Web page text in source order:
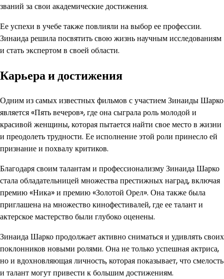
званий за свои академические достижения.
Ее успехи в учебе также повлияли на выбор ее профессии.
Зинаида решила посвятить свою жизнь научным исследованиям
и стать экспертом в своей области.
Карьера и достижения
Одним из самых известных фильмов с участием Зинаиды Шарко
является «Пять вечеров», где она сыграла роль молодой и
красивой женщины, которая пытается найти свое место в жизни
и преодолеть трудности. Ее исполнение этой роли принесло ей
признание и похвалу критиков.
Благодаря своим талантам и профессионализму Зинаида Шарко
стала обладательницей множества престижных наград, включая
премию «Ника» и премию «Золотой Орел». Она также была
приглашена на множество кинофестивалей, где ее талант и
актерское мастерство были глубоко оценены.
Зинаида Шарко продолжает активно сниматься и удивлять своих
поклонников новыми ролями. Она не только успешная актриса,
но и вдохновляющая личность, которая показывает, что смелость
и талант могут привести к большим достижениям.